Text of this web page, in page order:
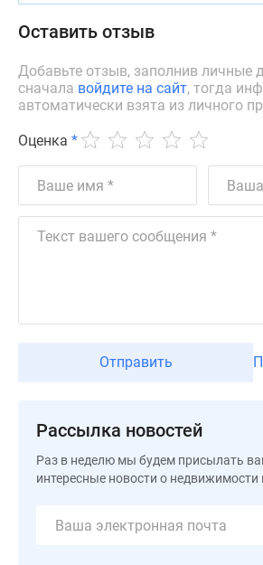
эксперта
Аналитика
Покупателю
Экспертиза
Эксперты
авторы
проекте
Апартаменты
ипотека
#рассрочка
Оставить отзыв
Добавьте отзыв, заполнив личные
сначала войдите на сайт, тогда
автоматически взята из личного
Оценка *
Отправить
Рассылка новостей
Раз в неделю мы будем присылать
интересные новости о недвижимости